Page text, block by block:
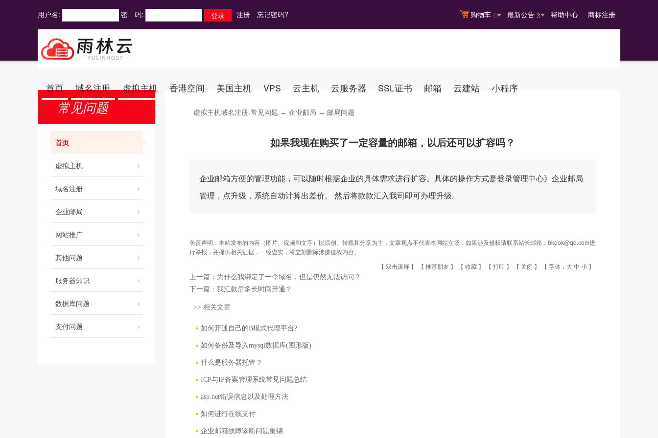
购物车 0 最新公告 3 帮助中心 商标注册
用户名: 密 码: 注册 忘记密码?
首页 域名注册 虚拟主机 香港空间 美国主机 VPS 云主机 云服务器 SSL证书 邮箱 云建站 小程序
常见问题
首页
虚拟主机
域名注册
企业邮局
网站推广
其他问题
服务器知识
数据库问题
支付问题
虚拟主机域名注册-常见问题 → 企业邮局 → 邮局问题
如果我现在购买了一定容量的邮箱，以后还可以扩容吗？
企业邮箱方便的管理功能，可以随时根据企业的具体需求进行扩容。具体的操作方式是登录管理中心》企业邮局
管理，点升级，系统自动计算出差价。 然后将款款汇入我司即可办理升级。
免责声明：本站发布的内容（图片、视频和文字）以原创、转载和分享为主，文章观点不代表本网站立场，如果涉及侵权请联系站长邮箱：bkook@qq.com进
行举报，并提供相关证据，一经查实，将立刻删除涉嫌侵权内容。
【 双击滚屏 】 【 推荐朋友 】 【 收藏 】 【 打印 】 【 关闭 】 【 字体： 大中 小 】
上一篇： 为什么我绑定了一个域名，但是仍然无法访问？
下一篇： 我汇款后多长时间开通？
>> 相关文章
如何开通自己的B模式代理平台?
如何备份及导入mysql数据库(图形版)
什么是服务器托管？
ICP与IP备案管理系统常见问题总结
asp.net错误信息以及处理方法
如何进行在线支付
企业邮箱故障诊断问题集锦